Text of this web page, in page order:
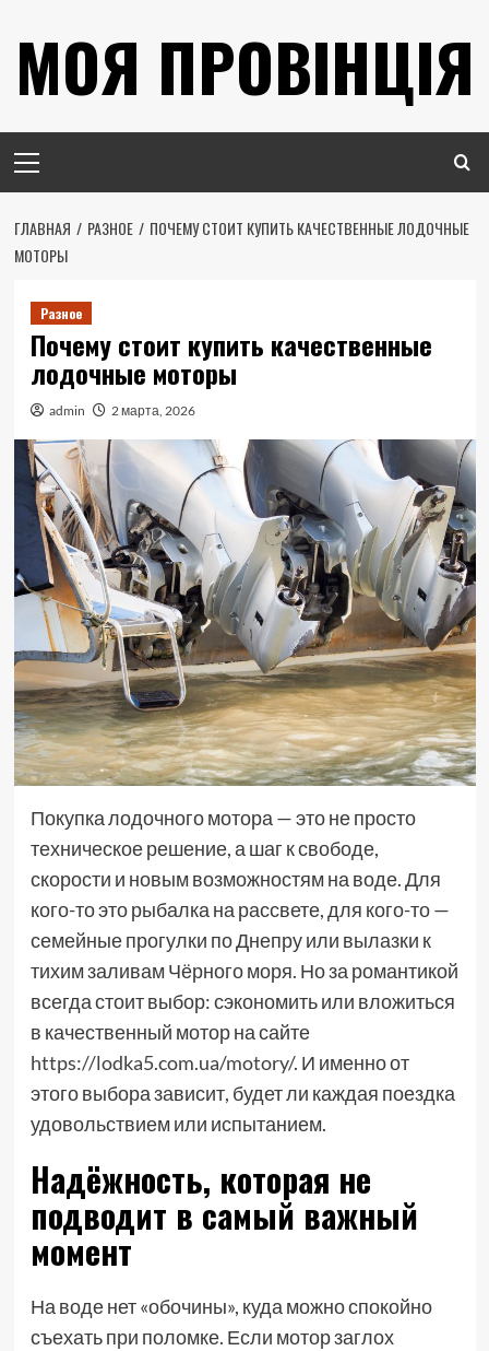
содержимому
МОЯ ПРОВІНЦІЯ
меню
ГЛАВНАЯ РАЗНОЕ
ПОЧЕМУ СТОИТ КУПИТЬ КАЧЕСТВЕННЫЕ ЛОДОЧНЫЕ
МОТОРЫ
Разное
Почему стоит купить качественные
лодочные моторы
admin 2 марта, 2026
Покупка лодочного мотора — это не просто
техническое решение, а шаг к свободе,
скорости и новым возможностям на воде. Для
кого-то это рыбалка на рассвете, для кого-то —
семейные прогулки по Днепру или вылазки к
тихим заливам Чёрного моря. Но за романтикой
всегда стоит выбор: сэкономить или вложиться
в качественный мотор на сайте
https://lodka5.com.ua/motory/. И именно от
этого выбора зависит, будет ли каждая поездка
удовольствием или испытанием.
Надёжность, которая не
подводит в самый важный
момент
На воде нет «обочины», куда можно спокойно
съехать при поломке. Если мотор заглох